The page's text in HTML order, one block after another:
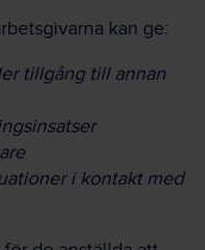
kan ge:
tillgång till annan
i kontakt med